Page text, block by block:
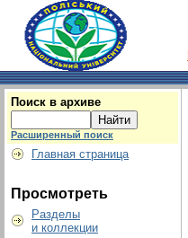
Поиск в архиве
Расширенный поиск
Главная страница
Просмотреть
Разделы
и коллекции